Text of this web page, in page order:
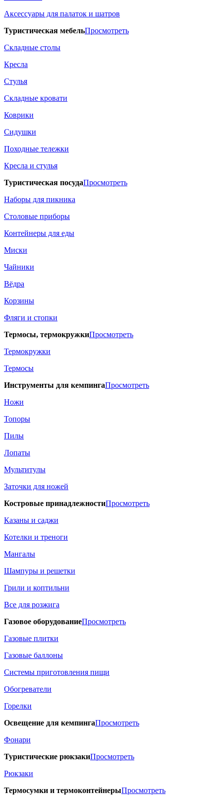
Аксессуары для палаток и шатров
Туристическая мебельПросмотреть
Складные столы
Кресла
Стулья
Складные кровати
Коврики
Сидушки
Походные тележки
Кресла и стулья
Туристическая посудаПросмотреть
Наборы для пикника
Столовые приборы
Контейнеры для еды
Миски
Чайники
Вёдра
Корзины
Фляги и стопки
Термосы, термокружкиПросмотреть
Термокружки
Термосы
Инструменты для кемпингаПросмотреть
Ножи
Топоры
Пилы
Лопаты
Мультитулы
Заточки для ножей
Костровые принадлежностиПросмотреть
Казаны и саджи
Котелки и треноги
Мангалы
Шампуры и решетки
Грили и коптильни
Все для розжига
Газовое оборудованиеПросмотреть
Газовые плитки
Газовые баллоны
Системы приготовления пищи
Обогреватели
Горелки
Освещение для кемпингаПросмотреть
Фонари
Туристические рюкзакиПросмотреть
Рюкзаки
Термосумки и термоконтейнерыПросмотреть